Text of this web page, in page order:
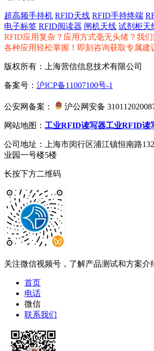
超高频手持机 RFID天线 RFID手持终端
电子标签 RFID阅读器 闸机天线 试剂柜天
RFID应用复杂？应用方式毫无头绪？我们
各种应用轻松掌握！即刻咨询获取专属建
版权所有：上海营信信息技术有限公司
备案号： 沪ICP备11007100号-1
公安网备案： 沪公网安备
网站地图： 工业RFID读写器工业RFID读
公司地址：上海市闵行区浦江镇恒南路
业园一号楼5楼
长按下方二维码
关注微信视频号，了解产品测试和方案介
首页
电话
微信
联系我们